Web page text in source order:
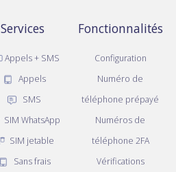
Services
Appels + SMS
Appels
SMS
SIM WhatsApp
SIM jetable
Sans frais
Fonctionnalités
Configuration
Numéro de
téléphone prépayé
Numéros de
téléphone 2FA
Vérifications